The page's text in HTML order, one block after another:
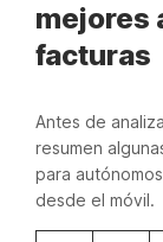
mejores
facturas
Antes de
resumen
para
desde el móvil.